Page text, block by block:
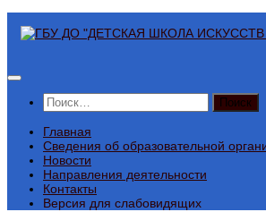
Найти:
Главная
Сведения об образовательной
Новости
Направления деятельности
Контакты
Версия для слабовидящих